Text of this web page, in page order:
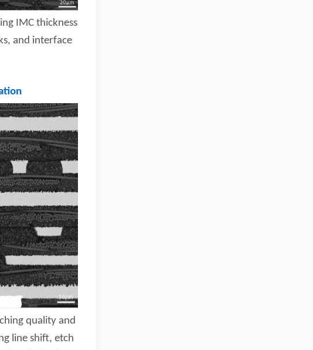
IMC thickness
and interface
quality and
line shift, etch